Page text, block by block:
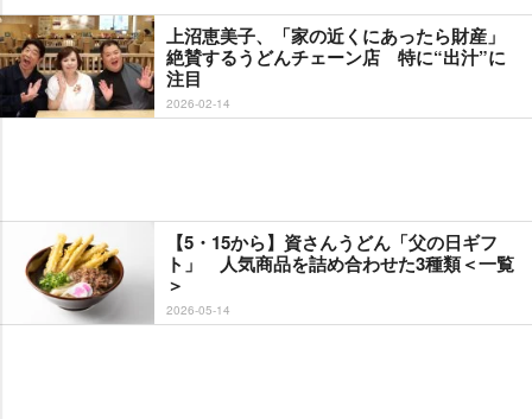
上沼恵美子、「家の近くにあったら財産」
絶賛するうどんチェーン店 特に“出汁”に
注目
2026-02-14
【5・15から】資さんうどん「父の日ギフ
ト」 人気商品を詰め合わせた3種類＜一覧
＞
2026-05-14